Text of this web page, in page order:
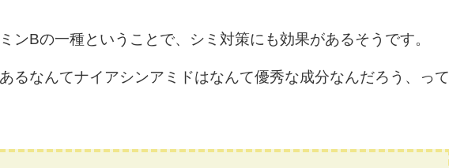
ンBの一種ということで、シミ対策にも効果があるそうです。
るなんてナイアシンアミドはなんて優秀な成分なんだろう、って